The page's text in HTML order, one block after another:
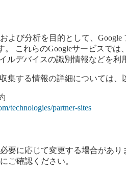
よび分析を目的として、Google
。 これらのGoogleサービスで
ルデバイスの識別情報などを利
集する情報の詳細については、
technologies/partner-sites
要に応じて変更する場合があ
ご確認ください。